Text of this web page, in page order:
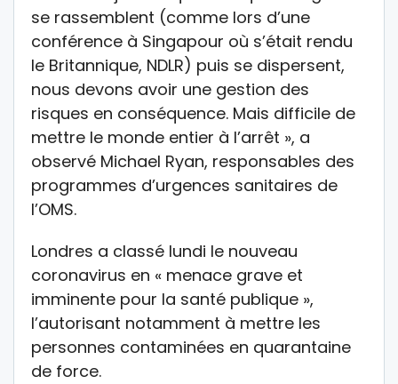
se rassemblent (comme lors d’une
conférence à Singapour où s’était rendu
le Britannique, NDLR) puis se dispersent,
nous devons avoir une gestion des
risques en conséquence. Mais difficile de
mettre le monde entier à l’arrêt », a
observé Michael Ryan, responsables des
programmes d’urgences sanitaires de
l’OMS.
Londres a classé lundi le nouveau
coronavirus en « menace grave et
imminente pour la santé publique »,
l’autorisant notamment à mettre les
personnes contaminées en quarantaine
de force.